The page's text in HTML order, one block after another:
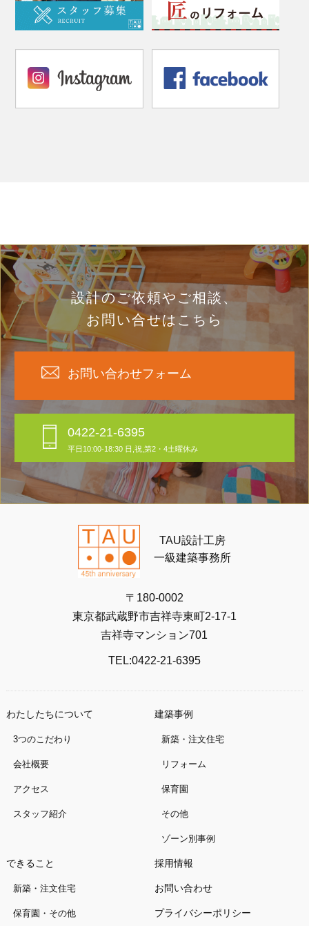
設計のご依頼やご相談、
お問い合せはこちら
お問い合わせフォーム
0422-21-6395
平日10:00-18:30 日,祝,第2・4土曜休み
TAU設計工房
一級建築事務所
〒180-0002
東京都武蔵野市吉祥寺東町2-17-1
吉祥寺マンション701
TEL:0422-21-6395
わたしたちについて
3つのこだわり
会社概要
アクセス
スタッフ紹介
建築事例
新築・注文住宅
リフォーム
保育園
その他
ゾーン別事例
できること
新築・注文住宅
保育園・その他
採用情報
お問い合わせ
プライバシーポリシー